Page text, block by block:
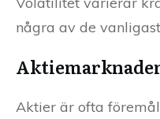
några av de
Aktier är ofta